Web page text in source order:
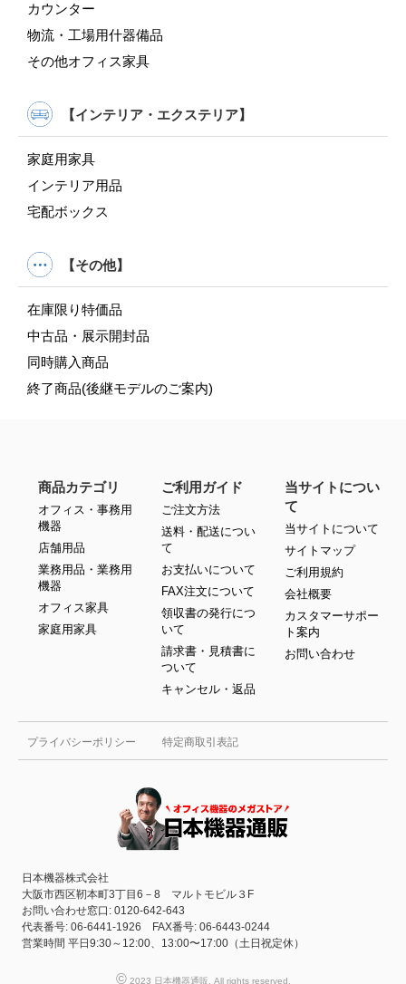
カウンター
物流・工場用什器備品
その他オフィス家具
【インテリア・エクステリア】
家庭用家具
インテリア用品
宅配ボックス
【その他】
在庫限り特価品
中古品・展示開封品
同時購入商品
終了商品(後継モデルのご案内)
プライバシーポリシー 特定商取引表記
日本機器株式会社
大阪市西区靭本町3丁目6－8 マルトモビル３F
お問い合わせ窓口: 0120-642-643
代表番号: 06-6441-1926 FAX番号: 06-6443-0244
営業時間 平日9:30～12:00、13:00〜17:00（土日祝定休）
商品カテゴリ
オフィス・事務用
機器
店舗用品
業務用品・業務用
機器
オフィス家具
家庭用家具
ご利用ガイド
ご注文方法
送料・配送につい
て
お支払いについて
FAX注文について
領収書の発行につ
いて
請求書・見積書に
ついて
キャンセル・返品
当サイトについ
て
当サイトについて
サイトマップ
ご利用規約
会社概要
カスタマーサポー
ト案内
お問い合わせ
©2023 日本機器通販. All rights reserved.